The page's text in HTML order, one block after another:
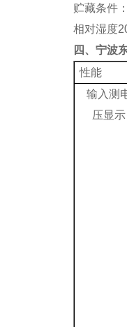
贮藏条件
相对湿度
四、宁波
性能
输入测
压显示